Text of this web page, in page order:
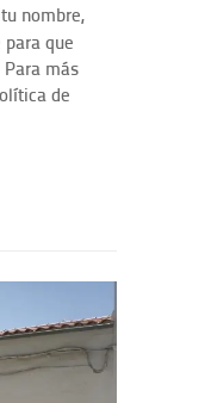
nombre,
que
más
de